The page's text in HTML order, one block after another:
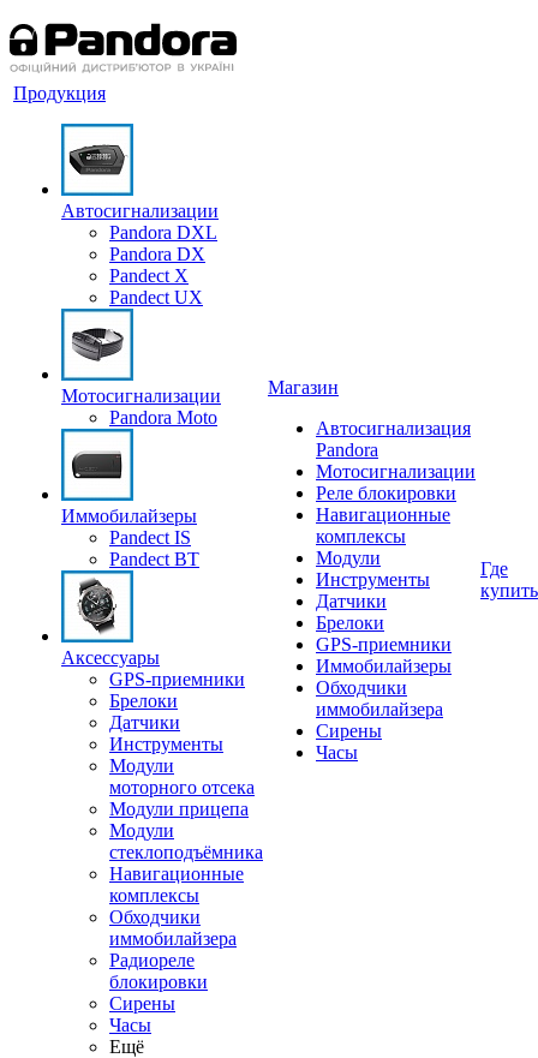
Продукция
Автосигнализации
Pandora DXL
Pandora DX
Pandect X
Pandect UX
Мотосигнализации
Pandora Moto
Иммобилайзеры
Pandect IS
Pandect BT
Аксессуары
GPS-приемники
Брелоки
Датчики
Инструменты
Модули
моторного отсека
Модули прицепа
Модули
стеклоподъёмника
Навигационные
комплексы
Обходчики
иммобилайзера
Радиореле
блокировки
Сирены
Часы
Ещё
Магазин
Автосигнализация
Pandora
Мотосигнализации
Реле блокировки
Навигационные
комплексы
Модули
Инструменты
Датчики
Брелоки
GPS-приемники
Иммобилайзеры
Обходчики
иммобилайзера
Сирены
Часы
Где
купить